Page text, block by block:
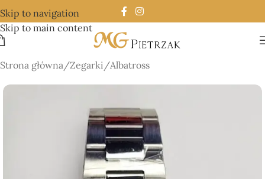
Skip to navigation
Skip to main content
Strona główna/Zegarki /Albatross